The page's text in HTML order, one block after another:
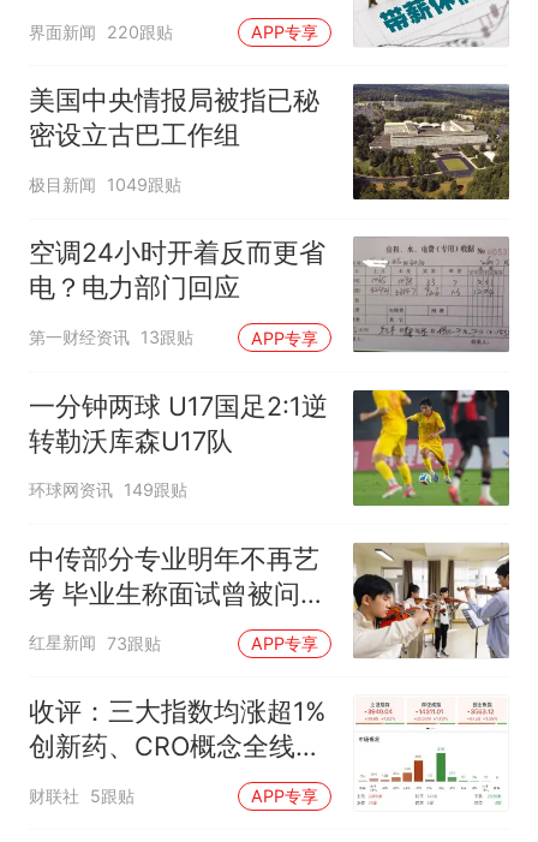
范，待修改后予以印发
界面新闻 220跟贴 APP专享
美国中央情报局被指已秘
密设立古巴工作组
极目新闻 1049跟贴
空调24小时开着反而更省
电？电力部门回应
第一财经资讯 13跟贴 APP专享
一分钟两球 U17国足2:1逆
转勒沃库森U17队
环球网资讯 149跟贴
中传部分专业明年不再艺
考 毕业生称面试曾被问
“如何策划晚会” 专家：遏
制“艺考捷径化”
红星新闻 73跟贴 APP专享
收评：三大指数均涨超1%
创新药、CRO概念全线走
强
财联社 5跟贴 APP专享